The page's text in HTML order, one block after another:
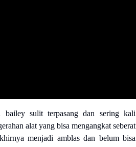
bailey sulit terpasang dan sering kali
alat yang bisa mengangkat seberat
menjadi amblas dan belum bisa